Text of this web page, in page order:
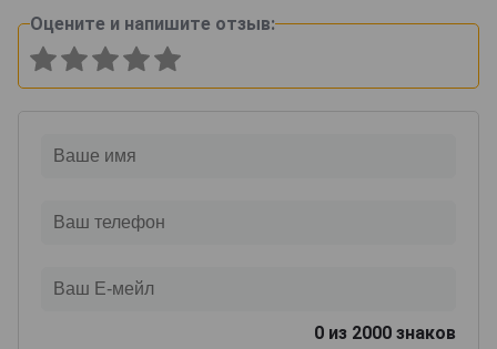
Оцените и напишите отзыв:
0 из 2000 знаков